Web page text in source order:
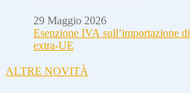
29 Maggio 2026
Esenzione IVA sull’importazione
extra-UE
ALTRE NOVITÀ